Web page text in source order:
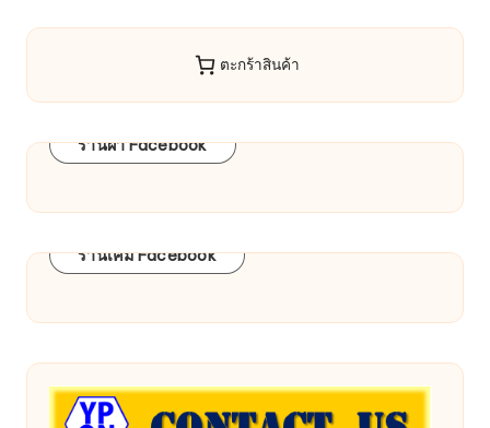
ตะกร้าสินค้า
ร้านผ้า Facebook
ร้านเคมี Facebook